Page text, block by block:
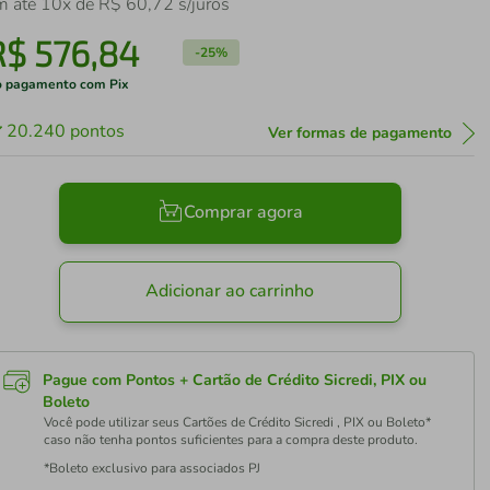
576,84 -25%
pagamento com Pix
20.240 pontos Ver formas de pagamento
Comprar agora
Adicionar ao carrinho
Pague com Pontos + Cartão de Crédito Sicredi, PIX ou
Boleto
Você pode utilizar seus Cartões de Crédito Sicredi , PIX ou Boleto*
caso não tenha pontos suficientes para a compra deste produto.
*Boleto exclusivo para associados PJ